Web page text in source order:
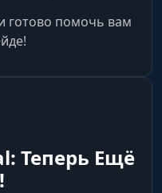
готово помочь вам
Теперь Ещё